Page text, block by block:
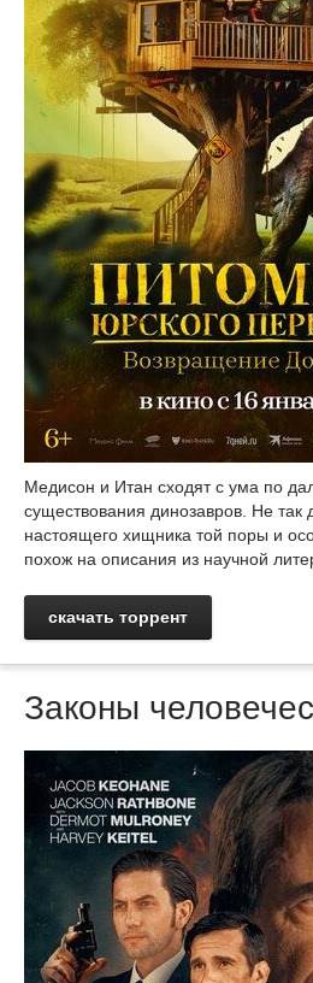
Медисон и Итан сходят с ума по
существования динозавров. Не так
настоящего хищника той поры и
похож на описания из научной
скачать торрент
Законы